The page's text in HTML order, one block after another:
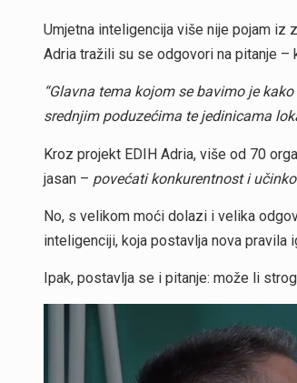
Umjetna inteligencija više nije pojam iz
Adria tražili su se odgovori na pitanje
“Glavna tema kojom se bavimo je
srednjim poduzećima te jedinicama
Kroz projekt EDIH Adria, više od 70
jasan – povećati konkurentnost i
No, s velikom moći dolazi i velika
inteligenciji, koja postavlja nova
Ipak, postavlja se i pitanje: može li